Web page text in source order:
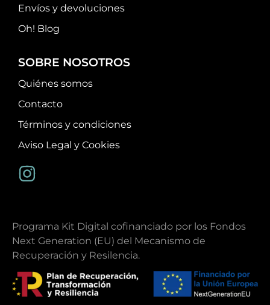
Envíos y devoluciones
Oh! Blog
SOBRE NOSOTROS
Quiénes somos
Contacto
Términos y condiciones
Aviso Legal y Cookies
Programa Kit Digital cofinanciado por los Fondos
Next Generation (EU) del Mecanismo de
Recuperación y Resilencia.